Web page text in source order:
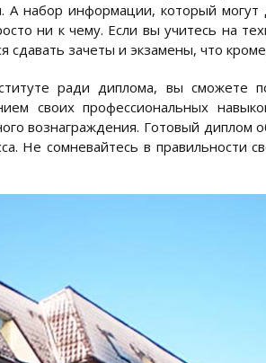
А набор информации, который
ни к чему. Если вы учитесь на
зачеты и экзамены, что
ради диплома, вы сможете
своих профессиональных
вознаграждения. Готовый диплом
Не сомневайтесь в правильности